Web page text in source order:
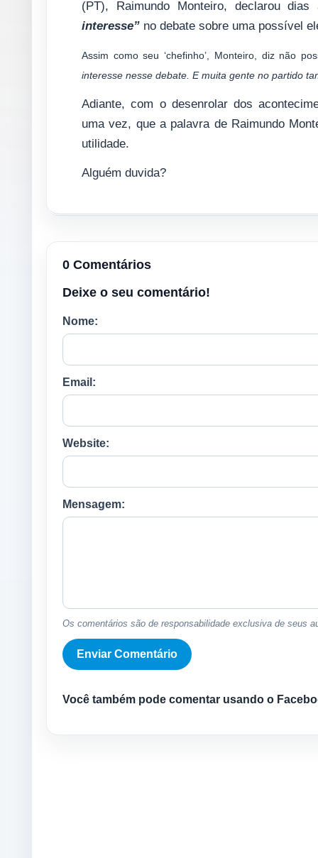
(PT), Raimundo Monteiro, declarou
interesse” no debate sobre uma possível
Assim como seu ‘chefinho’, Monteiro, diz não
interesse nesse debate. E muita gente no partido
Adiante, com o desenrolar dos
uma vez, que a palavra de Raimundo
utilidade.
Alguém duvida?
0 Comentários
Deixe o seu comentário!
Nome:
Email:
Website:
Mensagem:
Os comentários são de responsabilidade exclusiva de seus
Você também pode comentar usando o